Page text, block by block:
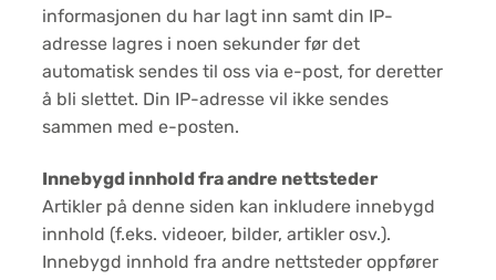
informasjonen du har lagt inn samt din IP-
adresse lagres i noen sekunder før det
automatisk sendes til oss via e-post, for deretter
å bli slettet. Din IP-adresse vil ikke sendes
sammen med e-posten.
Innebygd innhold fra andre nettsteder
Artikler på denne siden kan inkludere innebygd
innhold (f.eks. videoer, bilder, artikler osv.).
Innebygd innhold fra andre nettsteder oppfører